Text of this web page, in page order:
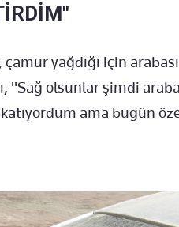
yağdığı için
olsunlar şimdi
ama bugün